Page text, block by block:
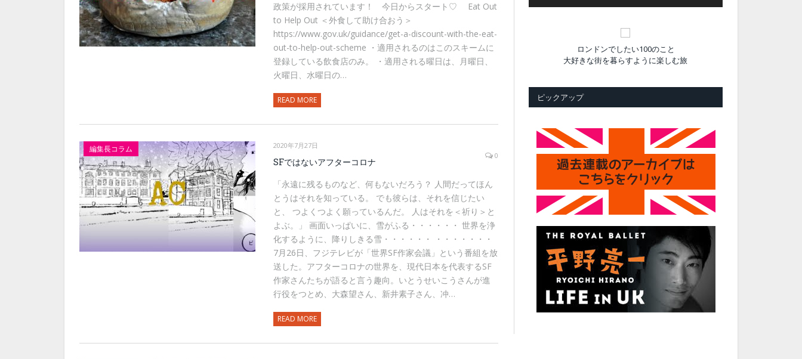
政策が採用されています！ 今日からスタート♡ Eat Out
to Help Out ＜外食して助け合おう＞
https://www.gov.uk/guidance/get-a-discount-with-the-eat-
out-to-help-out-scheme ・適用されるのはこのスキームに
登録している飲食店のみ。 ・適用される曜日は、月曜日、
火曜日、水曜日の…
READ MORE
編集長コラム
2020年7月27日
0
SFではないアフターコロナ
「永遠に残るものなど、何もないだろう？ 人間だってほん
とうはそれを知っている。 でも彼らは、それを信じたい
と、 つよくつよく願っているんだ。 人はそれを＜祈り＞と
よぶ。」 画面いっぱいに、雪がふる・・・・・・ 世界を浄
化するように、降りしきる雪・・・・・・ ・・・・・・・
7月26日、フジテレビが「世界SF作家会議」という番組を放
送した。アフターコロナの世界を、現代日本を代表するSF
作家さんたちが語ると言う趣向。いとうせいこうさんが進
行役をつとめ、大森望さん、新井素子さん、冲…
READ MORE
ロンドンでしたい100のこと
大好きな街を暮らすように楽しむ旅
ピックアップ